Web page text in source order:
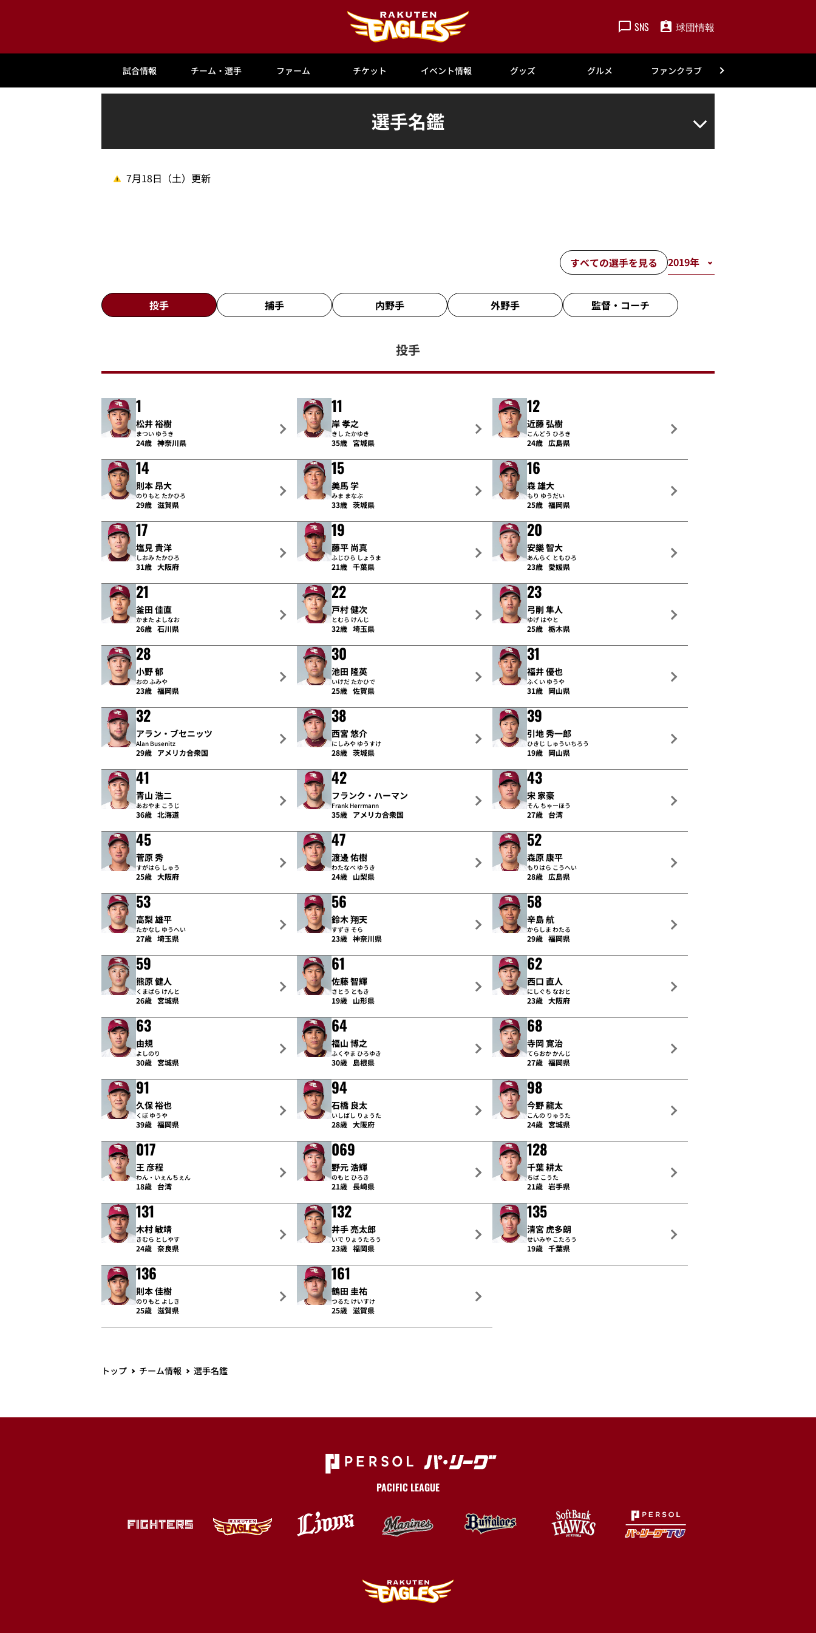
SNS 球団情報
試合情報 チーム・選手 ファーム チケット イベント情報 グッズ グルメ ファンクラブ
選手名鑑
7月18日（土）更新
すべての選手を見る
投手 捕手 内野手 外野手 監督・ コーチ
投手
1
松井 裕樹
まつい ゆうき
24歳 神奈川県
11
岸 孝之
きし たかゆき
35歳 宮城県
12
近藤 弘樹
こんどう ひろき
24歳 広島県
14
則本 昂大
のりもと たかひろ
29歳 滋賀県
15
美馬 学
みま まなぶ
33歳 茨城県
16
森 雄大
もり ゆうだい
25歳 福岡県
17
塩見 貴洋
しおみ たかひろ
31歳 大阪府
19
藤平 尚真
ふじひら しょうま
21歳 千葉県
20
安樂 智大
あんらく ともひろ
23歳 愛媛県
21
釜田 佳直
かまた よしなお
26歳 石川県
22
戸村 健次
とむら けんじ
32歳 埼玉県
23
弓削 隼人
ゆげ はやと
25歳 栃木県
28
小野 郁
おの ふみや
23歳 福岡県
30
池田 隆英
いけだ たかひで
25歳 佐賀県
31
福井 優也
ふくい ゆうや
31歳 岡山県
32
アラン・ブセニッツ
Alan Busenitz
29歳 アメリカ合衆国
38
西宮 悠介
にしみや ゆうすけ
28歳 茨城県
39
引地 秀一郎
ひきじ しゅういちろう
19歳 岡山県
41
青山 浩二
あおやま こうじ
36歳 北海道
42
フランク・ハーマン
Frank Herrmann
35歳 アメリカ合衆国
43
宋 家豪
そん ちゃーほう
27歳 台湾
45
菅原 秀
すがはら しゅう
25歳 大阪府
47
渡邊 佑樹
わたなべ ゆうき
24歳 山梨県
52
森原 康平
もりはら こうへい
28歳 広島県
53
高梨 雄平
たかなし ゆうへい
27歳 埼玉県
56
鈴木 翔天
すずき そら
23歳 神奈川県
58
辛島 航
からしま わたる
29歳 福岡県
59
熊原 健人
くまばら けんと
26歳 宮城県
61
佐藤 智輝
さとう ともき
19歳 山形県
62
西口 直人
にしぐち なおと
23歳 大阪府
63
由規
よしのり
30歳 宮城県
64
福山 博之
ふくやま ひろゆき
30歳 島根県
68
寺岡 寛治
てらおか かんじ
27歳 福岡県
91
久保 裕也
くぼ ゆうや
39歳 福岡県
94
石橋 良太
いしばし りょうた
28歳 大阪府
98
今野 龍太
こんの りゅうた
24歳 宮城県
017
王 彦程
わん・いぇんちぇん
18歳 台湾
069
野元 浩輝
のもと ひろき
21歳 長崎県
128
千葉 耕太
ちば こうた
21歳 岩手県
131
木村 敏靖
きむら としやす
24歳 奈良県
132
井手 亮太郎
いで りょうたろう
23歳 福岡県
135
清宮 虎多朗
せいみや こたろう
19歳 千葉県
136
則本 佳樹
のりもと よしき
25歳 滋賀県
161
鶴田 圭祐
つるた けいすけ
25歳 滋賀県
トップ チーム情報 選手名鑑
PACIFIC LEAGUE